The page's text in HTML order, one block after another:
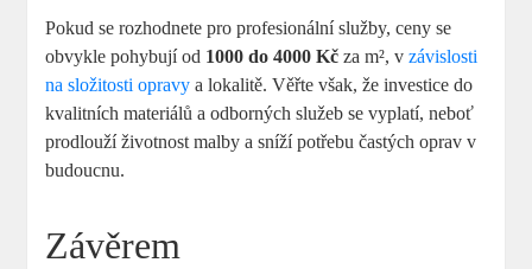
Pokud se rozhodnete pro profesionální služby, ceny se
obvykle pohybují od 1000 do 4000 Kč za m², vzávislosti
na složitosti opravy a lokalitě. Věřte však, že investice do
kvalitních materiálů a odborných služeb se vyplatí, neboť
prodlouží životnost malby a sníží potřebu častých oprav v
budoucnu.
Závěrem